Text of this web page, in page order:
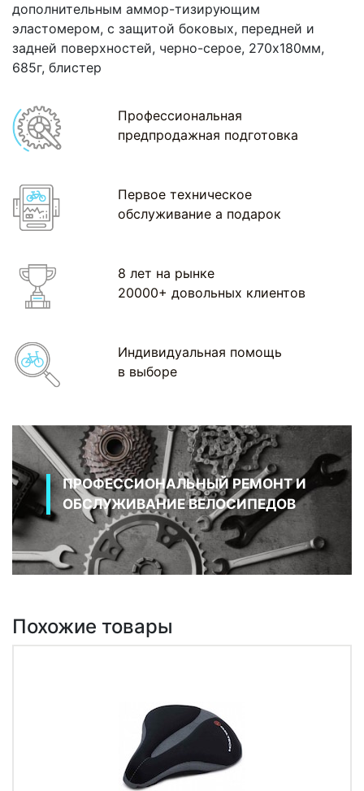
дополнительным аммор-тизирующим
эластомером, с защитой боковых, передней и
задней поверхностей, черно-серое, 270х180мм,
685г, блистер
Профессиональная
предпродажная подготовка
Первое техническое
обслуживание а подарок
8 лет на рынке
20000+ довольных клиентов
Индивидуальная помощь
в выборе
ПРОФЕССИОНАЛЬНЫЙ РЕМОНТ И
ОБСЛУЖИВАНИЕ ВЕЛОСИПЕДОВ
Похожие товары